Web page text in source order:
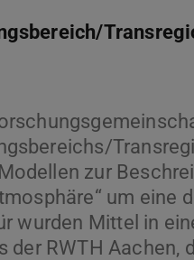
zur
um eine
wurden Mittel in
der RWTH Aachen,